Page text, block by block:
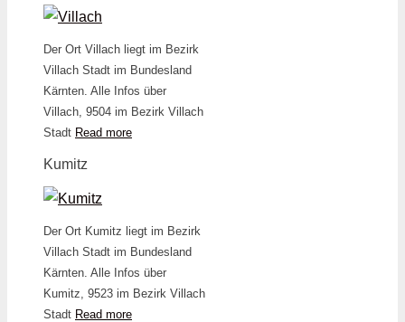
Der Ort Villach liegt im Bezirk
Villach Stadt im Bundesland
Kärnten. Alle Infos über
Villach, 9504 im Bezirk Villach
Stadt Read more
Kumitz
Der Ort Kumitz liegt im Bezirk
Villach Stadt im Bundesland
Kärnten. Alle Infos über
Kumitz, 9523 im Bezirk Villach
Stadt Read more